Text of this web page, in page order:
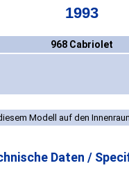
1993
968 Cabriolet
Modell auf den
Daten /